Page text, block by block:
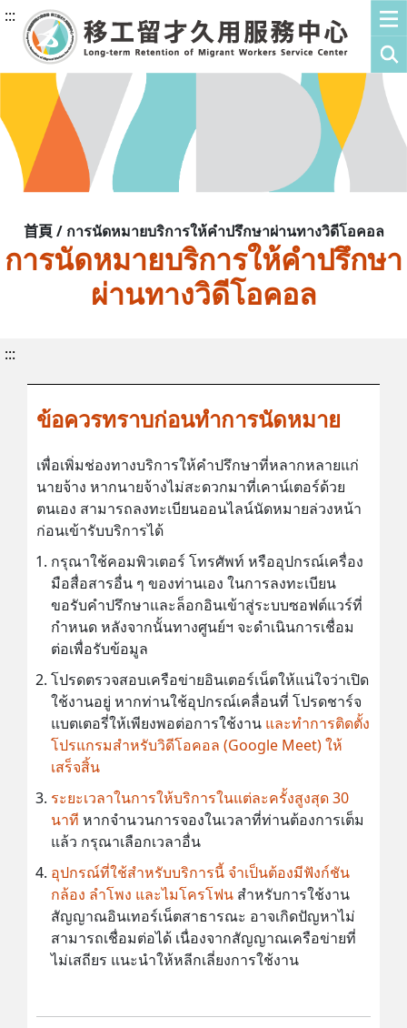
:::
首頁 / การนัดหมายบริการให้คำปรึกษาผ่านทางวิดีโอคอล
การนัดหมายบริการให้คำปรึกษา
ผ่านทางวิดีโอคอล
:::
ข้อควรทราบก่อนทำการนัดหมาย
เพื่อเพิ่มช่องทางบริการให้คำปรึกษาที่หลากหลายแก่
นายจ้าง หากนายจ้างไม่สะดวกมาที่เคาน์เตอร์ด้วย
ตนเอง สามารถลงทะเบียนออนไลน์นัดหมายล่วงหน้า
ก่อนเข้ารับบริการได้
กรุณาใช้คอมพิวเตอร์ โทรศัพท์ หรืออุปกรณ์เครื่อง
มือสื่อสารอื่น ๆ ของท่านเอง ในการลงทะเบียน
ขอรับคำปรึกษาและล็อกอินเข้าสู่ระบบซอฟต์แวร์ที่
กำหนด หลังจากนั้นทางศูนย์ฯ จะดำเนินการเชื่อม
ต่อเพื่อรับข้อมูล
โปรดตรวจสอบเครือข่ายอินเตอร์เน็ตให้แน่ใจว่าเปิด
ใช้งานอยู่ หากท่านใช้อุปกรณ์เคลื่อนที่ โปรดชาร์จ
แบตเตอรี่ให้เพียงพอต่อการใช้งาน และทำการติดตั้ง
โปรแกรมสำหรับวิดีโอคอล (Google Meet) ให้
เสร็จสิ้น
ระยะเวลาในการให้บริการในแต่ละครั้งสูงสุด 30
นาที หากจำนวนการจองในเวลาที่ท่านต้องการเต็ม
แล้ว กรุณาเลือกเวลาอื่น
อุปกรณ์ที่ใช้สำหรับบริการนี้ จำเป็นต้องมีฟังก์ชัน
กล้อง ลำโพง และไมโครโฟน สำหรับการใช้งาน
สัญญาณอินเทอร์เน็ตสาธารณะ อาจเกิดปัญหาไม่
สามารถเชื่อมต่อได้ เนื่องจากสัญญาณเครือข่ายที่
ไม่เสถียร แนะนำให้หลีกเลี่ยงการใช้งาน